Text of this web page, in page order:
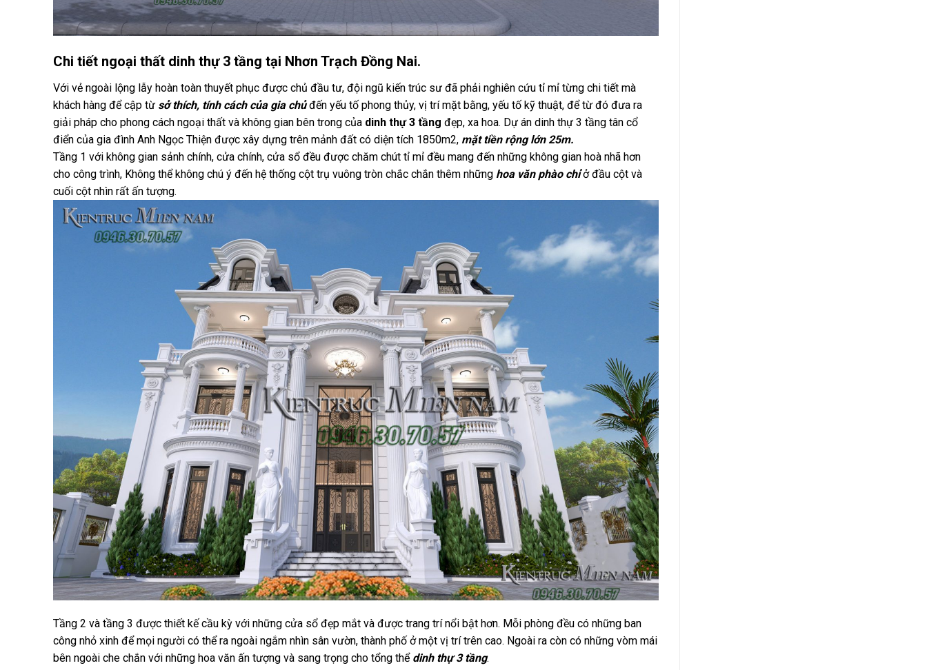
Chi tiết ngoại thất dinh thự 3 tầng tại Nhơn Trạch Đồng Nai.
Với vẻ ngoài lộng lẫy hoàn toàn thuyết phục được chủ đầu tư, đội ngũ kiến trúc sư đã phải nghiên cứu tỉ mỉ từng chi tiết mà
khách hàng để cập từ sở thích, tính cách của gia chủđến yếu tố phong thủy, vị trí mặt bằng, yếu tố kỹ thuật, để từ đó đưa ra
giải pháp cho phong cách ngoại thất và không gian bên trong của dinh thự 3 tầng đẹp, xa hoa. Dự án dinh thự 3 tầng tân cổ
điển của gia đình Anh Ngọc Thiện được xây dựng trên mảnh đất có diện tích 1850m2, mặt tiền rộng lớn 25m.
Tầng 1 với không gian sảnh chính, cửa chính, cửa sổ đều được chăm chút tỉ mỉ đều mang đến những không gian hoà nhã hơn
cho công trình, Không thể không chú ý đến hệ thống cột trụ vuông tròn chắc chắn thêm những hoa văn phào chỉ ở đầu cột và
cuối cột nhìn rất ấn tượng.
Tầng 2 và tầng 3 được thiết kế cầu kỳ với những cửa sổ đẹp mắt và được trang trí nổi bật hơn. Mỗi phòng đều có những ban
công nhỏ xinh để mọi người có thể ra ngoài ngắm nhìn sân vườn, thành phố ở một vị trí trên cao. Ngoài ra còn có những vòm mái
bên ngoài che chắn với những hoa văn ấn tượng và sang trọng cho tổng thể dinh thự 3 tầng.